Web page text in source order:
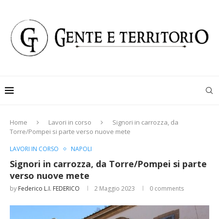
Home Lavori in corso
Signori in carrozza, da
Torre/Pompei si parte verso nuove mete
LAVORI IN CORSO NAPOLI
Signori in carrozza, da Torre/Pompei si parte
verso nuove mete
by Federico L.I. FEDERICO 2 Maggio 2023 0 comments